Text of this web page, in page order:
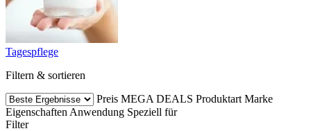
Tagespflege
Filtern & sortieren
Preis MEGA DEALS Produktart Marke
Eigenschaften Anwendung Speziell für
Filter